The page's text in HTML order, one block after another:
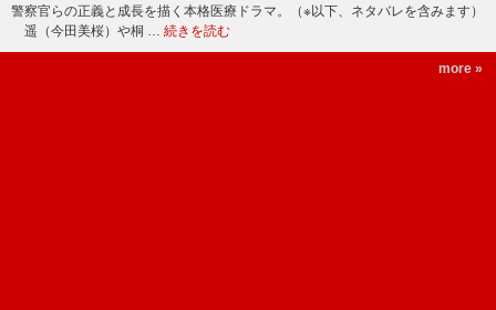
警察官らの正義と成長を描く本格医療ドラマ。（※以下、ネタバレを含みます）
遥（今田美桜）や桐 … 続きを読む
more »